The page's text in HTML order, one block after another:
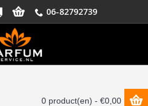
06-82792739
0 product(en) - €0,00